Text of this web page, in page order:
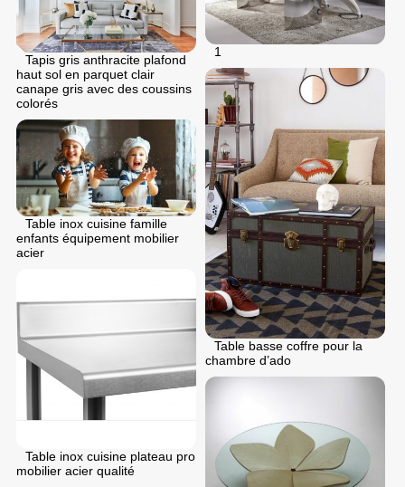
1
Tapis gris anthracite plafond
haut sol en parquet clair
canape gris avec des coussins
colorés
Table basse coffre pour la
chambre d’ado
Table inox cuisine famille
enfants équipement mobilier
acier
Table inox cuisine plateau pro
mobilier acier qualité